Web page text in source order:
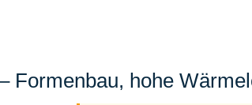
Formenbau, hohe